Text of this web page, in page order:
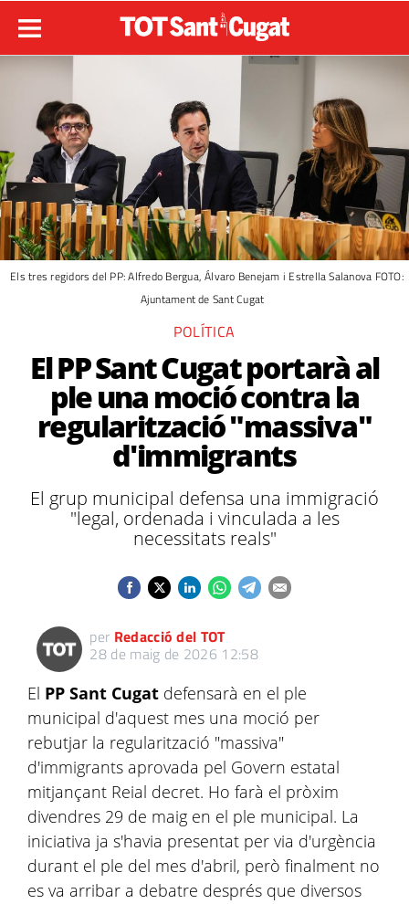
Els tres regidors del PP: Alfredo Bergua, Álvaro Benejam i Estrella Salanova FOTO:
Ajuntament de Sant Cugat
POLÍTICA
El PP Sant Cugat portarà al
ple una moció contra la
regularització "massiva"
d'immigrants
El grup municipal defensa una immigració
"legal, ordenada i vinculada a les
necessitats reals"
per Redacció del TOT
28 de maig de 2026 12:58
El PP Sant Cugat defensarà en el ple
municipal d'aquest mes una moció per
rebutjar la regularització "massiva"
d'immigrants aprovada pel Govern estatal
mitjançant Reial decret. Ho farà el pròxim
divendres 29 de maig en el ple municipal. La
iniciativa ja s'havia presentat per via d'urgència
durant el ple del mes d'abril, però finalment no
es va arribar a debatre després que diversos